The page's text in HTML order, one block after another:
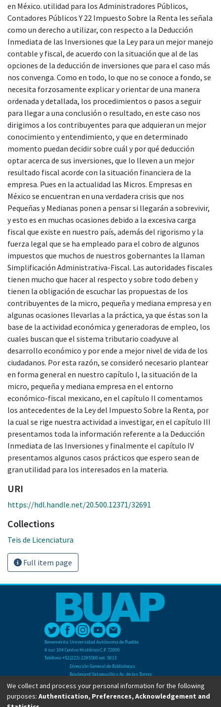
en México. utilidad para los Administradores Públicos,
Contadores Públicos Y 22 Impuesto Sobre la Renta les señala
como un derecho a utilizar, con respecto a la Deducción
Inmediata de las Inversiones que la Ley para un mejor manejo
contable y fiscal, de acuerdo con la situación que al de las
opciones de la deducción de inversiones que para el caso más
nos convenga. Como en todo, lo que no se conoce a fondo, se
necesita forzosamente explicar y orientar de una manera
ordenada y detallada, los procedimientos o pasos a seguir
para llegar a una conclusión o resultado, en este caso nos
dirigimos a los contribuyentes para que adquieran un mejor
conocimiento y entendimiento, y que en determinado
momento puedan decidir sobre cuál y por qué deducción
optar acerca de sus inversiones, que lo lleven a un mejor
resultado fiscal acorde con la situación financiera de la
empresa. Pues en la actualidad las Micros. Empresas en
México se encuentran en una verdadera crisis que nos
Pequeñas y Medianas ponen a pensar si llegarán a sobrevivir,
y esto es en muchas ocasiones debido a la excesiva carga
fiscal que existe en nuestro país, además del rigorismo y la
fuerza legal que se ha empleado para el cobro de algunos
impuestos que muchos de nuestros gobernantes la llaman
Simplificación Administrativa-Fiscal. Las autoridades fiscales
tienen mucho que hacer al respecto y sobre todo deben y
tienen la obligación de escuchar las propuestas de los
contribuyentes de la micro, pequeña y mediana empresa y en
algunas ocasiones llevarlas a la práctica, ya que éstas son la
base de la actividad económica y generadoras de empleo, los
cuales buscan que el sistema tributario coadyuve al
desarrollo económico y por ende a mejor nivel de vida de los
ciudadanos. Por esta razón, se consideró necesario plantear
en forma general en nuestro capítulo I, la situación de la
micro, pequeña y mediana empresa en el entorno
económico-fiscal mexicano, en el capítulo Il comentamos
los antecedentes de la Ley del Impuesto Sobre la Renta, por
la cual se rige nuestra actividad a investigar, en el capítulo III
presentamos toda la información referente a la Deducción
Inmediata de las Inversiones y finalmente el capítulo IV
presentamos algunos casos prácticos que espero sean de
gran utilidad para los interesados en la materia.
URI
https://hdl.handle.net/20.500.12371/32691
Collections
Teis de Licenciatura
Full item page
Benemérita Universidad Autónoma de Puebla
4 sur 104 Centro Histórico C.P. 72000
Teléfono +52(222) 2295500 ext. 5013
Dirección General de Bibliotecas
Boulevard Valsequillo y Av. de las Torres
Ciudad Universitaria. Col. San Manuel
C.P. 72570
Teléfono +52 (222) 2295500 Ext 2901
We collect and process your personal information for the following
purposes: Authentication, Preferences, Acknowledgement and